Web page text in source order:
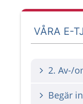
VÅRA E-
2. Av-/
Begär